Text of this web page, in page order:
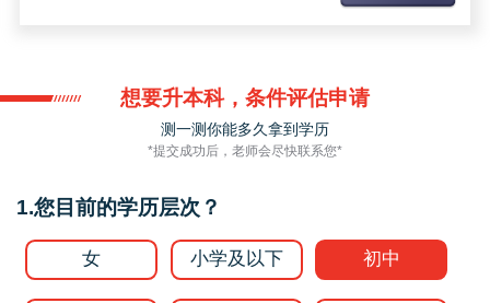
想要升本科，条件评估申请
测一测你能多久拿到学历
*提交成功后，老师会尽快联系您*
1.您目前的学历层次？
女 小学及以下 初中